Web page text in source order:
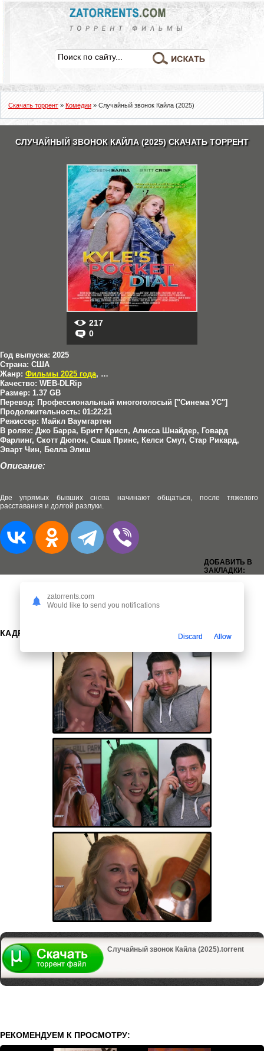
Скачать торрент » Комедии » Случайный звонок Кайла (2025)
СЛУЧАЙНЫЙ ЗВОНОК КАЙЛА (2025) СКАЧАТЬ ТОРРЕНТ
217
0
Год выпуска: 2025
Страна: США
Жанр: Фильмы 2025 года, Комедии
Качество: WEB-DLRip
Размер: 1.37 GB
Перевод: Профессиональный многоголосый ["Синема УС"]
Продолжительность: 01:22:21
Режиссер: Майкл Ваумгартен
В ролях: Джо Барра, Бритт Крисп, Алисса Шнайдер, Говард
Фарлинг, Скотт Дюпон, Саша Принс, Келси Смут, Стар Рикард,
Эварт Чин, Белла Элиш
Описание:
Две упрямых бывших снова начинают общаться, после тяжелого
расставания и долгой разлуки.
ДОБАВИТЬ В
ЗАКЛАДКИ:
КАДРЫ:
Случайный звонок Кайла (2025).torrent
РЕКОМЕНДУЕМ К ПРОСМОТРУ:
zatorrents.com
Would like to send you notifications
Discard Allow